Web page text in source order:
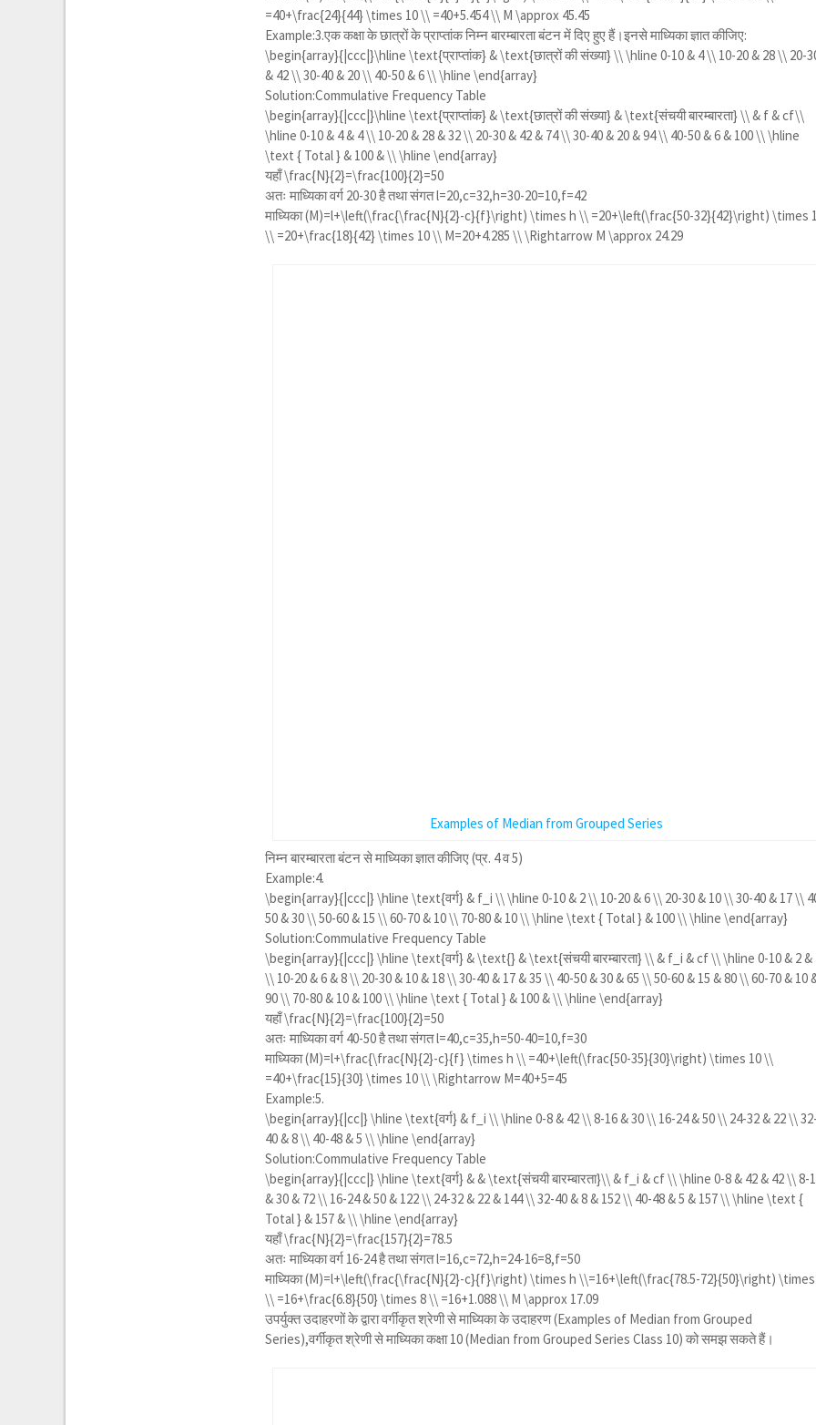
=40+\frac{24}{44} \times 10 \\ =40+5.454 \\ M \approx 45.45
Example:3.एक कक्षा के छात्रों के प्राप्तांक निम्न बारम्बारता बंटन में दिए हुए हैं।इनसे माध्यिका ज्ञात कीजिए:
\begin{array}{|ccc|}\hline \text{प्राप्तांक} & \text{छात्रों की संख्या} \\ \hline 0-10 & 4 \\ 10-20 & 28 \\ 20-
& 42 \\ 30-40 & 20 \\ 40-50 & 6 \\ \hline \end{array}
Solution:Commulative Frequency Table
\begin{array}{|ccc|}\hline \text{प्राप्तांक} & \text{छात्रों की संख्या} & \text{संचयी बारम्बारता} \\ & f & cf\\
\hline 0-10 & 4 & 4 \\ 10-20 & 28 & 32 \\ 20-30 & 42 & 74 \\ 30-40 & 20 & 94 \\ 40-50 & 6 & 100 \\ \hline
\text { Total } & 100 & \\ \hline \end{array}
यहाँ\frac{N}{2}=\frac{100}{2}=50
अतः माध्यिका वर्ग 20-30 है तथा संगत l=20,c=32,h=30-20=10,f=42
माध्यिका(M)=l+\left(\frac{\frac{N}{2}-c}{f}\right) \times h \\ =20+\left(\frac{50-32}{42}\right) \times
\\ =20+\frac{18}{42} \times 10 \\ M=20+4.285 \\ \Rightarrow M \approx 24.29
Examples of Median from Grouped Series
निम्न बारम्बारता बंटन से माध्यिका ज्ञात कीजिए (प्र. 4 व 5)
Example:4.
\begin{array}{|ccc|} \hline \text{वर्ग} & f_i \\ \hline 0-10 & 2 \\ 10-20 & 6 \\ 20-30 & 10 \\ 30-40 & 17 \\
50 & 30 \\ 50-60 & 15 \\ 60-70 & 10 \\ 70-80 & 10 \\ \hline \text { Total } & 100 \\ \hline \end{array}
Solution:Commulative Frequency Table
\begin{array}{|ccc|} \hline \text{वर्ग} & \text{} & \text{संचयी बारम्बारता} \\ & f_i & cf \\ \hline 0-10 & 2 &
\\ 10-20 & 6 & 8 \\ 20-30 & 10 & 18 \\ 30-40 & 17 & 35 \\ 40-50 & 30 & 65 \\ 50-60 & 15 & 80 \\ 60-70 & 10
90 \\ 70-80 & 10 & 100 \\ \hline \text { Total } & 100 & \\ \hline \end{array}
यहाँ\frac{N}{2}=\frac{100}{2}=50
अतः माध्यिका वर्ग 40-50 है तथा संगत l=40,c=35,h=50-40=10,f=30
माध्यिका(M)=l+\frac{\frac{N}{2}-c}{f} \times h \\ =40+\left(\frac{50-35}{30}\right) \times 10 \\
=40+\frac{15}{30} \times 10 \\ \Rightarrow M=40+5=45
Example:5.
\begin{array}{|cc|} \hline \text{वर्ग} & f_i \\ \hline 0-8 & 42 \\ 8-16 & 30 \\ 16-24 & 50 \\ 24-32 & 22 \\
40 & 8 \\ 40-48 & 5 \\ \hline \end{array}
Solution:Commulative Frequency Table
\begin{array}{|ccc|} \hline \text{वर्ग} & & \text{संचयी बारम्बारता}\\ & f_i & cf \\ \hline 0-8 & 42 & 42 \\ 8-
& 30 & 72 \\ 16-24 & 50 & 122 \\ 24-32 & 22 & 144 \\ 32-40 & 8 & 152 \\ 40-48 & 5 & 157 \\ \hline \text {
Total } & 157 & \\ \hline \end{array}
यहाँ\frac{N}{2}=\frac{157}{2}=78.5
अतः माध्यिका वर्ग 16-24 है तथा संगत l=16,c=72,h=24-16=8,f=50
माध्यिका(M)=l+\left(\frac{\frac{N}{2}-c}{f}\right) \times h \\=16+\left(\frac{78.5-72}{50}\right)
\\ =16+\frac{6.8}{50} \times 8 \\ =16+1.088 \\ M \approx 17.09
उपर्युक्त उदाहरणों के द्वारा वर्गीकृत श्रेणी से माध्यिका के उदाहरण (Examples of Median from Grouped
Series),वर्गीकृत श्रेणी से माध्यिका कक्षा 10 (Median from Grouped Series Class 10) को समझ सकते हैं।